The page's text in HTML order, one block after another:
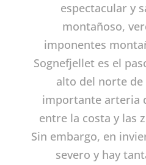
espectacular y
montañoso,
imponentes
Sognefjellet es el
alto del norte de
importante arteria
entre la costa y las
Sin embargo, en
severo y hay